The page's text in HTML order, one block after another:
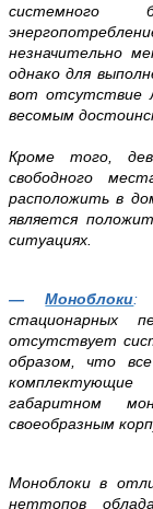
незначительно
однако для
вот отсутствие
весомым
Кроме того,
свободного
расположить в
является
ситуациях.
—Моноблоки:
стационарных
отсутствует
образом, что
габаритном
своеобразным
Моноблоки в
неттопов